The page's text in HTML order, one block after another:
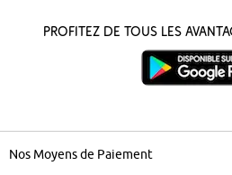
Profitez de tous les
Nos Moyens de Paiement